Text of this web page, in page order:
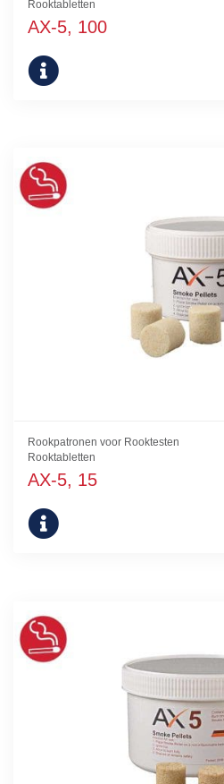
Rooktabletten
AX-5, 100
Rookpatronen voor Rooktesten
Rooktabletten
AX-5, 15